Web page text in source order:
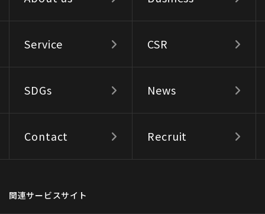
Service CSR
SDGs News
Contact Recruit
関連サービスサイト